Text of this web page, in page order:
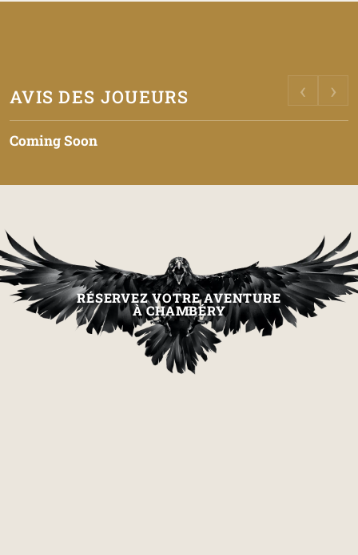
AVIS DES JOUEURS ‹ ›
Coming Soon
RÉSERVEZ VOTRE AVENTURE
À CHAMBÉRY